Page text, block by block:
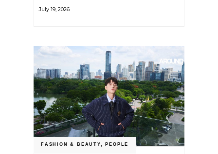
ศตวรรษก่อน กำลังกลับมาอีกครั้ง พร้อมพาเรื่อง
July 19, 2026
FASHION & BEAUTY PEOPLE